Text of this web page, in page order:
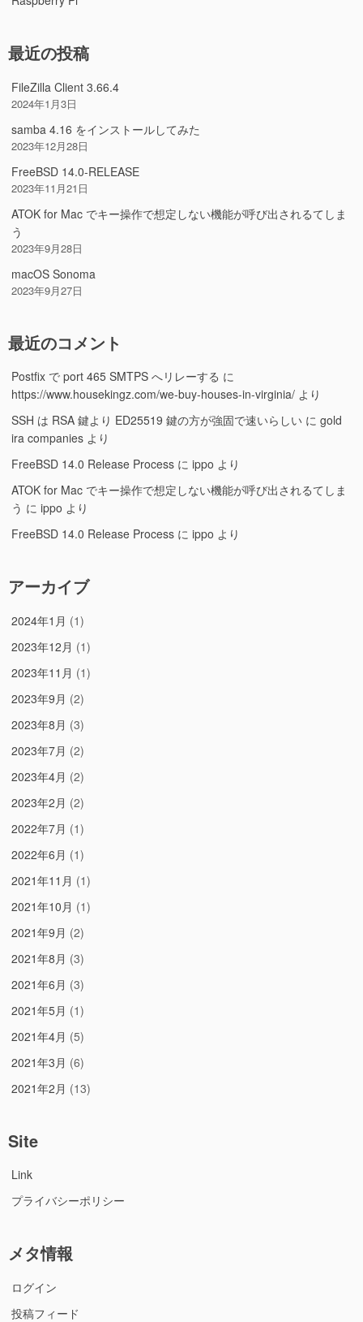
最近の投稿
FileZilla Client 3.66.4
2024年1月3日
samba 4.16 をインストールしてみた
2023年12月28日
FreeBSD 14.0-RELEASE
2023年11月21日
ATOK for Mac でキー操作で想定しない機能が呼び出されるてしま
う
2023年9月28日
macOS Sonoma
2023年9月27日
最近のコメント
Postfix で port 465 SMTPS へリレーする に
https://www.housekingz.com/we-buy-houses-in-virginia/ より
SSH は RSA 鍵より ED25519 鍵の方が強固で速いらしい に gold
ira companies より
FreeBSD 14.0 Release Process に ippo より
ATOK for Mac でキー操作で想定しない機能が呼び出されるてしま
う に ippo より
FreeBSD 14.0 Release Process に ippo より
アーカイブ
2024年1月 (1)
2023年12月 (1)
2023年11月 (1)
2023年9月 (2)
2023年8月 (3)
2023年7月 (2)
2023年4月 (2)
2023年2月 (2)
2022年7月 (1)
2022年6月 (1)
2021年11月 (1)
2021年10月 (1)
2021年9月 (2)
2021年8月 (3)
2021年6月 (3)
2021年5月 (1)
2021年4月 (5)
2021年3月 (6)
2021年2月 (13)
Site
Link
プライバシーポリシー
メタ情報
ログイン
投稿フィード